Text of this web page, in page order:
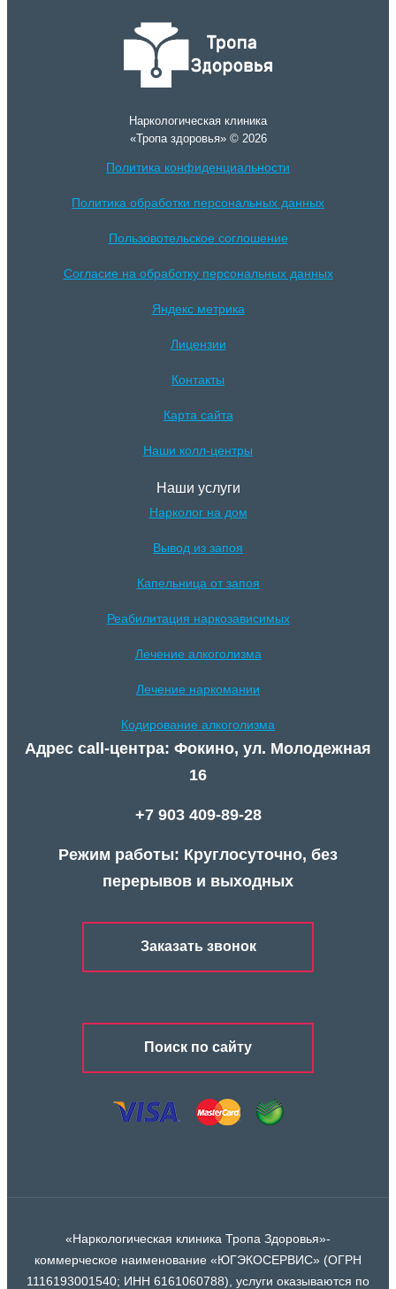
Наркологическая клиника
«Тропа здоровья» © 2026
Политика конфиденциальности
Политика обработки персональных данных
Пользовотельское соглошение
Согласие на обработку персональных данных
Яндекс метрика
Лицензии
Контакты
Карта сайта
Наши колл-центры
Наши услуги
Нарколог на дом
Вывод из запоя
Капельница от запоя
Реабилитация наркозависимых
Лечение алкоголизма
Лечение наркомании
Кодирование алкоголизма
Адрес call-центра: Фокино, ул. Молодежная
16
+7 903 409-89-28
Режим работы: Круглосуточно, без
перерывов и выходных
Заказать звонок
Поиск по сайту
«Наркологическая клиника Тропа Здоровья»-
коммерческое наименование «ЮГЭКОСЕРВИС» (ОГРН
1116193001540; ИНН 6161060788), услуги оказываются по